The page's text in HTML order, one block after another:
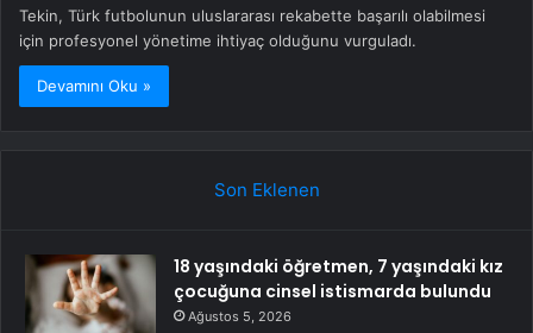
Tekin, Türk futbolunun uluslararası rekabette başarılı olabilmesi
için profesyonel yönetime ihtiyaç olduğunu vurguladı.
Devamını Oku »
Son Eklenen
18 yaşındaki öğretmen, 7 yaşındaki kız
çocuğuna cinsel istismarda bulundu
Ağustos 5, 2026